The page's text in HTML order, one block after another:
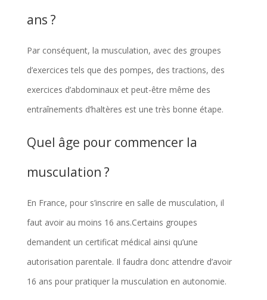
ans ?
Par conséquent, la musculation, avec des groupes
d’exercices tels que des pompes, des tractions, des
exercices d’abdominaux et peut-être même des
entraînements d’haltères est une très bonne étape.
Quel âge pour commencer la
musculation ?
En France, pour s’inscrire en salle de musculation, il
faut avoir au moins 16 ans.Certains groupes
demandent un certificat médical ainsi qu’une
autorisation parentale. Il faudra donc attendre d’avoir
16 ans pour pratiquer la musculation en autonomie.